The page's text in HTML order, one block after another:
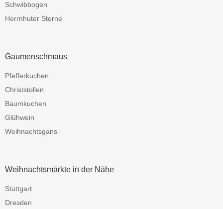
Schwibbogen
Herrnhuter Sterne
Gaumenschmaus
Pfefferkuchen
Christstollen
Baumkuchen
Glühwein
Weihnachtsgans
Weihnachtsmärkte in der Nähe
Stuttgart
Dresden